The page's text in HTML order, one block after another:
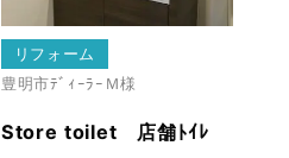
リフォーム
豊明市ﾃﾞｨｰﾗｰＭ様
Store toilet 店舗ﾄｲﾚ